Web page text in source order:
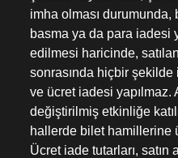
imha olması
basma ya da para iadesi
edilmesi haricinde,
sonrasında hiçbir
ve ücret iadesi
değiştirilmiş etkinliğe
hallerde bilet hamillerine
Ücret iade tutarları, satın